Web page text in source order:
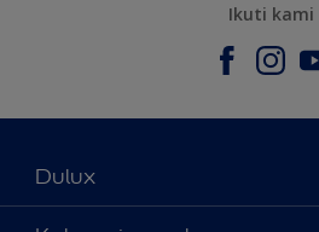
Ikuti kami
Dulux
Tentang Kami